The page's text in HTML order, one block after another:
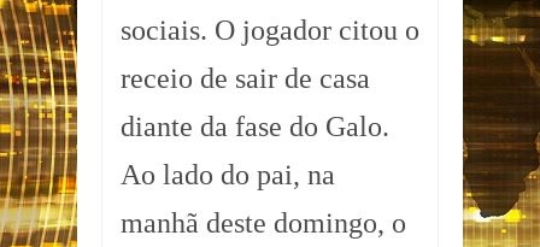
sociais. O jogador citou o
receio de sair de casa
diante da fase do Galo.
Ao lado do pai, na
manhã deste domingo, o